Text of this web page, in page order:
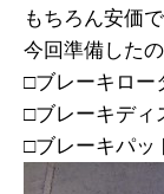
もちろん安価
今回準備した
□ブレーキロー
□ブレーキディ
□ブレーキパッ